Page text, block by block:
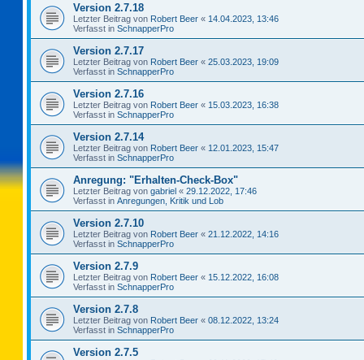
Version 2.7.18
Letzter Beitrag von Robert Beer « 14.04.2023, 13:46
Verfasst in SchnapperPro
Version 2.7.17
Letzter Beitrag von Robert Beer « 25.03.2023, 19:09
Verfasst in SchnapperPro
Version 2.7.16
Letzter Beitrag von Robert Beer « 15.03.2023, 16:38
Verfasst in SchnapperPro
Version 2.7.14
Letzter Beitrag von Robert Beer « 12.01.2023, 15:47
Verfasst in SchnapperPro
Anregung: "Erhalten-Check-Box"
Letzter Beitrag von gabriel « 29.12.2022, 17:46
Verfasst in Anregungen, Kritik und Lob
Version 2.7.10
Letzter Beitrag von Robert Beer « 21.12.2022, 14:16
Verfasst in SchnapperPro
Version 2.7.9
Letzter Beitrag von Robert Beer « 15.12.2022, 16:08
Verfasst in SchnapperPro
Version 2.7.8
Letzter Beitrag von Robert Beer « 08.12.2022, 13:24
Verfasst in SchnapperPro
Version 2.7.5